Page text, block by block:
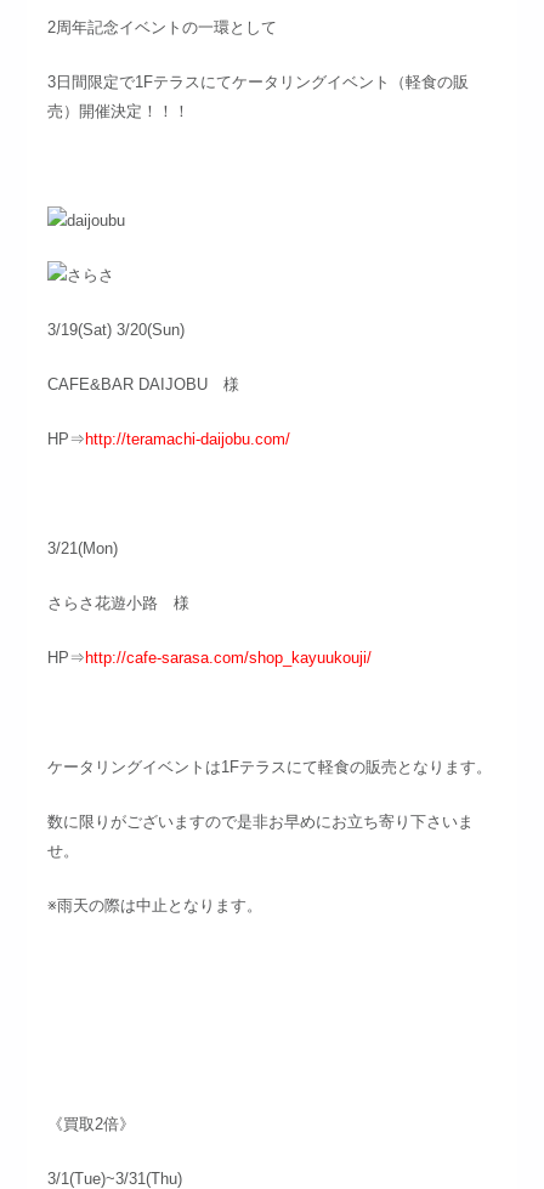
2周年記念イベントの一環として
3日間限定で1Fテラスにてケータリングイベント（軽食の販
売）開催決定！！！
3/19(Sat) 3/20(Sun)
CAFE&BAR DAIJOBU 様
HP⇒ http://teramachi-daijobu.com/
3/21(Mon)
さらさ花遊小路 様
HP⇒ http://cafe-sarasa.com/shop_kayuukouji/
ケータリングイベントは1Fテラスにて軽食の販売となります。
数に限りがございますので是非お早めにお立ち寄り下さいま
せ。
※雨天の際は中止となります。
《買取2倍》
3/1(Tue)~3/31(Thu)